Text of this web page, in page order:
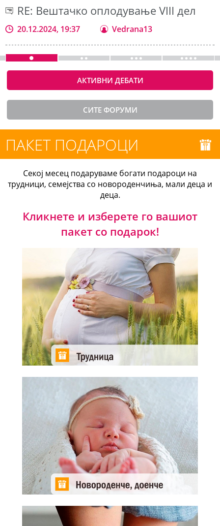
RE: Вештачко оплодување VIII дел
20.12.2024, 19:37 Vedrana13
АКТИВНИ ДЕБАТИ
СИТЕ ФОРУМИ
ПАКЕТ ПОДАРОЦИ
Секој месец подаруваме богати подароци на
трудници, семејства со новороденчиња, мали деца и
деца.
Кликнете и изберете го вашиот
пакет со подарок!